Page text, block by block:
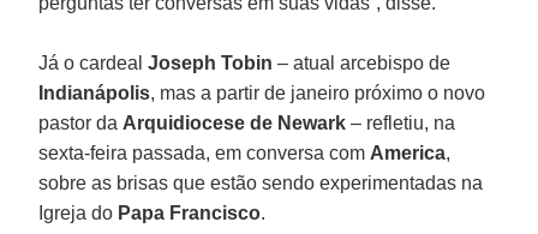
Já o cardealJoseph Tobin – atual arcebispo de
Indianápolis, mas a partir de janeiro próximo o novo
pastor da Arquidiocese de Newark – refletiu, na
sexta-feira passada, em conversa com America,
sobre as brisas que estão sendo experimentadas na
Igreja do Papa Francisco.